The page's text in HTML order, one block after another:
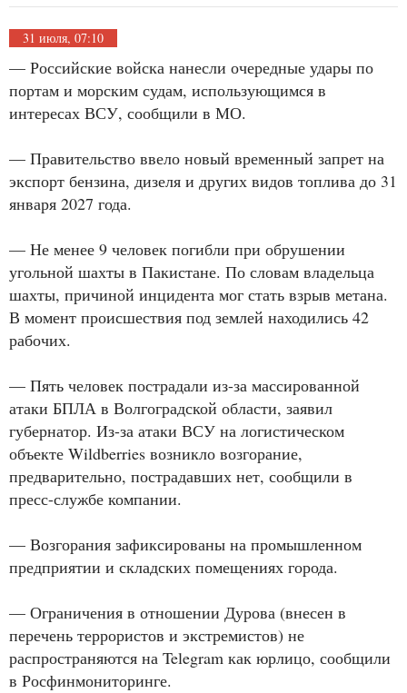
31 июля, 07:10
— Российские войска нанесли очередные удары по
портам и морским судам, использующимся в
интересах ВСУ, сообщили в МО.
— Правительство ввело новый временный запрет на
экспорт бензина, дизеля и других видов топлива до 31
января 2027 года.
— Не менее 9 человек погибли при обрушении
угольной шахты в Пакистане. По словам владельца
шахты, причиной инцидента мог стать взрыв метана.
В момент происшествия под землей находились 42
рабочих.
— Пять человек пострадали из-за массированной
атаки БПЛА в Волгоградской области, заявил
губернатор. Из-за атаки ВСУ на логистическом
объекте Wildberries возникло возгорание,
предварительно, пострадавших нет, сообщили в
пресс-службе компании.
— Возгорания зафиксированы на промышленном
предприятии и складских помещениях города.
— Ограничения в отношении Дурова (внесен в
перечень террористов и экстремистов) не
распространяются на Telegram как юрлицо, сообщили
в Росфинмониторинге.